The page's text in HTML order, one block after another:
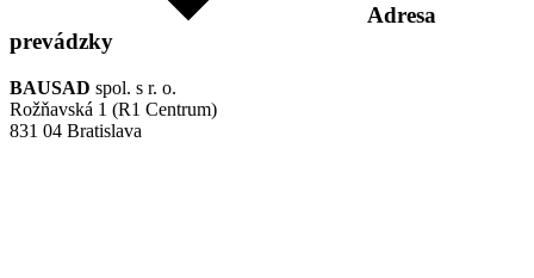
Adresa
prevádzky
BAUSAD spol. s r. o.
Rožňavská 1 (R1 Centrum)
831 04 Bratislava